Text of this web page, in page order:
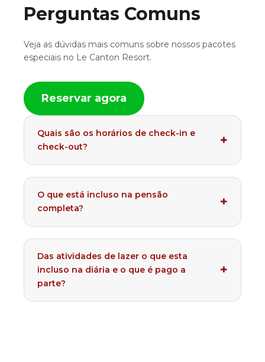
Perguntas Comuns
Veja as dúvidas mais comuns sobre nossos pacotes
especiais no Le Canton Resort.
Reservar agora
Quais são os horários de check-in e
check-out?
O que está incluso na pensão
completa?
Das atividades de lazer o que esta
incluso na diária e o que é pago a
parte?